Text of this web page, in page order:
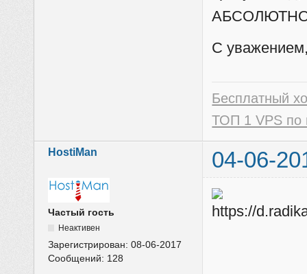
С
Бесплатный
ТОП 1 VPS по
HostiMan 04-06-
Частый гость
Неактивен
Зарегистрирован:08-06-2017
Сообщений: 128